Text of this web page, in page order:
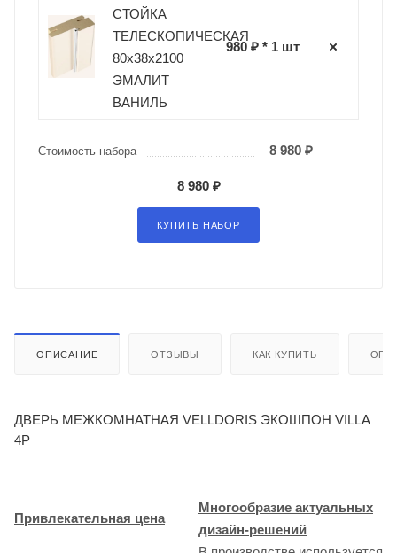
СТОЙКА
ТЕЛЕСКОПИЧЕСКАЯ
80х38х2100
ЭМАЛИТ
ВАНИЛЬ
980 ₽ * 1 шт
Стоимость набора 8 980 ₽
8 980 ₽
КУПИТЬ НАБОР
ОПИСАНИЕ ОТЗЫВЫ КАК КУПИТЬ
ДВЕРЬ МЕЖКОМНАТНАЯ VELLDORIS ЭКОШПОН VILLA
4P
Привлекательная цена
Многообразие актуальных
дизайн-решений